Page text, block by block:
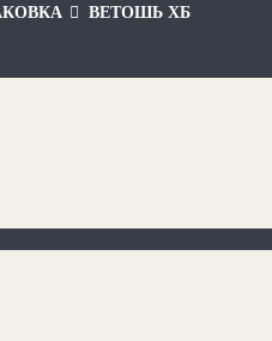
ВЕТОШЬ ХБ